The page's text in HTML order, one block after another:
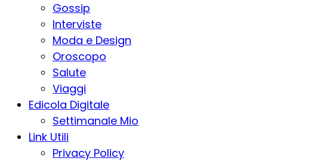
Gossip
Interviste
Moda e Design
Oroscopo
Salute
Viaggi
Edicola Digitale
Settimanale Mio
Link Utili
Privacy Policy